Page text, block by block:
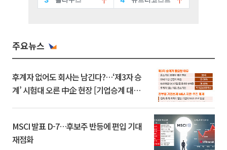
주요뉴스
후계자 없어도 회사는 남긴다?…‘제3자 승
계’ 시험대 오른 中企 현장 [기업승계 대전
MSCI 발표 D-7…후보주 반등에 편입 기대
재점화